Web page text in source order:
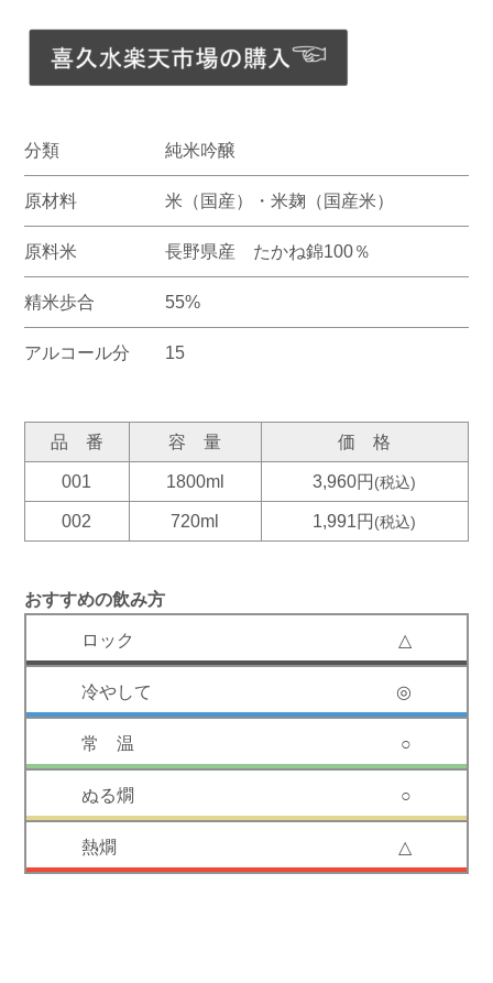
分類 純米吟醸
原材料 米（国産）・米麹（国産米）
原料米 長野県産 たかね錦100％
精米歩合 55%
アルコール分 15
品 番 容 量 価 格
001 1800ml 3,960円 (税込)
002 720ml 1,991円 (税込)
おすすめの飲み方
△
◎
○
○
△